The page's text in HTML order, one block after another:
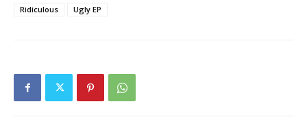
Ridiculous
Ugly EP